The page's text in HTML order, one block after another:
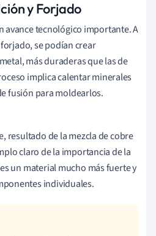
y Forjado
avance tecnológico importante. A
se podían crear
más duraderas que las de
implica calentar minerales
fusión para moldearlos.
resultado de la mezcla de cobre
claro de la importancia de la
un material mucho más fuerte y
individuales.